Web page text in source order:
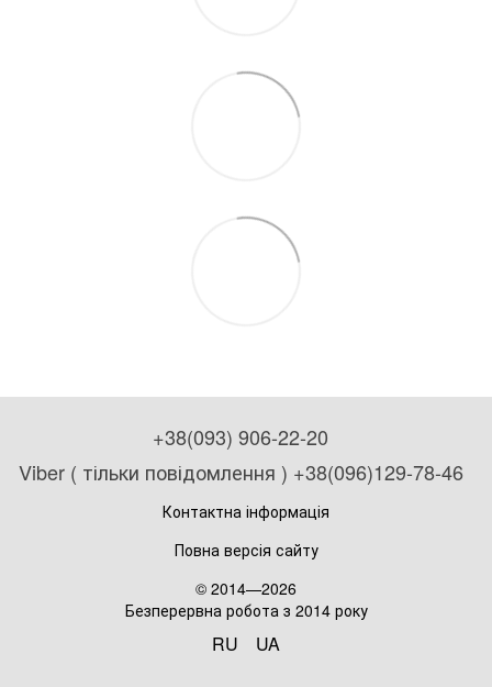
+38(093) 906-22-20
Viber ( тільки повідомлення ) +38(096)129-78-46
Контактна інформація
Повна версія сайту
© 2014—2026
Безперервна робота з 2014 року
RU UA